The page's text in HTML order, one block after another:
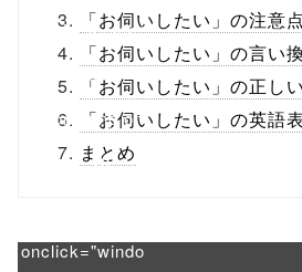
/tapbiz_theme/
parts/sns-
buttons.php on
line10
onclick="windo
「お伺いしたい」の注意点
「お伺いしたい」の言い
「お伺いしたい」の正し
「お伺いしたい」の英語
まとめ